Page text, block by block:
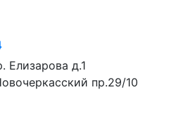
Елизарова д.1
пр.29/10